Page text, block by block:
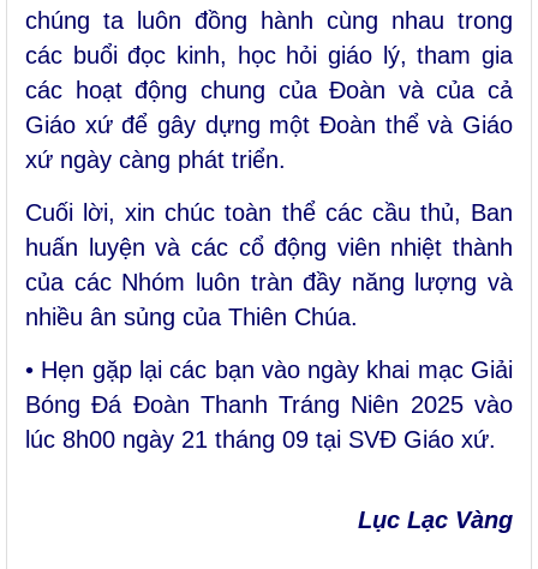
chúng ta luôn đồng hành cùng nhau trong
các buổi đọc kinh, học hỏi giáo lý, tham gia
các hoạt động chung của Đoàn và của cả
Giáo xứ để gây dựng một Đoàn thể và Giáo
xứ ngày càng phát triển.
Cuối lời, xin chúc toàn thể các cầu thủ, Ban
huấn luyện và các cổ động viên nhiệt thành
của các Nhóm luôn tràn đầy năng lượng và
nhiều ân sủng của Thiên Chúa.
• Hẹn gặp lại các bạn vào ngày khai mạc Giải
Bóng Đá Đoàn Thanh Tráng Niên 2025 vào
lúc 8h00 ngày 21 tháng 09 tại SVĐ Giáo xứ.
Lục Lạc Vàng